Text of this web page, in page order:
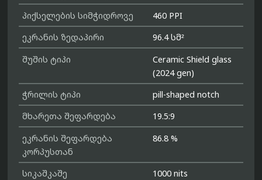
პიქსელების სიმჭიდროვე
460 PPI
ეკრანის ზედაპირი
96.4 სმ²
შუშის ტიპი
Ceramic Shield glass
(2024 gen)
ჭრილის ტიპი
pill-shaped notch
მხარეთა შეფარდება
19.5:9
ეკრანის შეფარდება
კორპუსთან
86.8 %
სიკაშკაშე
1000 nits